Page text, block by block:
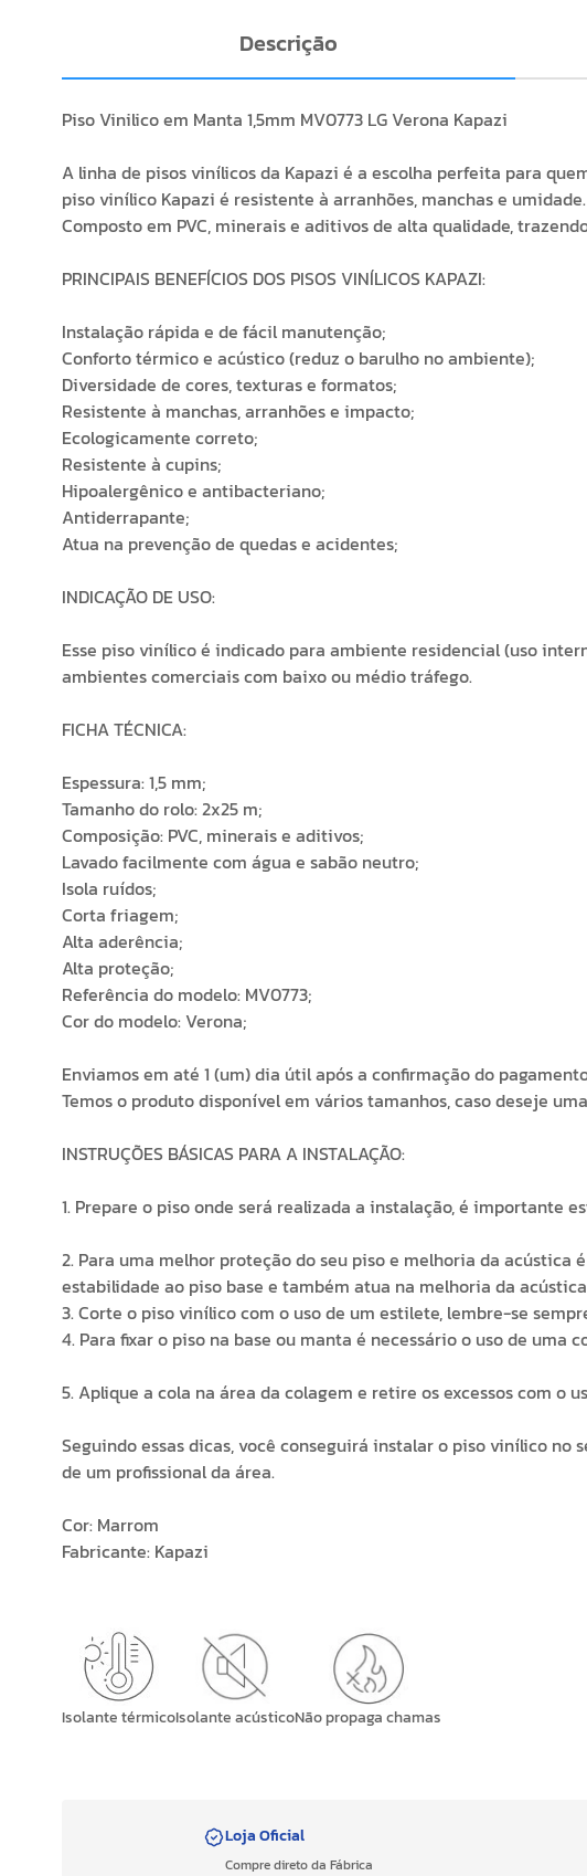
Descrição
Piso Vinilico em Manta 1,5mm MV0773 LG Verona Kapazi
A linha de pisos vinílicos da Kapazi é a escolha perfeita para
piso vinílico Kapazi é resistente à arranhões, manchas e umidade.
Composto em PVC, minerais e aditivos de alta qualidade,
PRINCIPAIS BENEFÍCIOS DOS PISOS VINÍLICOS KAPAZI:
Instalação rápida e de fácil manutenção;
Conforto térmico e acústico (reduz o barulho no ambiente);
Diversidade de cores, texturas e formatos;
Resistente à manchas, arranhões e impacto;
Ecologicamente correto;
Resistente à cupins;
Hipoalergênico e antibacteriano;
Antiderrapante;
Atua na prevenção de quedas e acidentes;
INDICAÇÃO DE USO:
Esse piso vinílico é indicado para ambiente residencial (uso
ambientes comerciais com baixo ou médio tráfego.
FICHA TÉCNICA:
Espessura: 1,5 mm;
Tamanho do rolo: 2x25 m;
Composição: PVC, minerais e aditivos;
Lavado facilmente com água e sabão neutro;
Isola ruídos;
Corta friagem;
Alta aderência;
Alta proteção;
Referência do modelo: MV0773;
Cor do modelo: Verona;
Enviamos em até 1 (um) dia útil após a confirmação do
Temos o produto disponível em vários tamanhos, caso deseje
INSTRUÇÕES BÁSICAS PARA A INSTALAÇÃO:
1. Prepare o piso onde será realizada a instalação, é importante
2. Para uma melhor proteção do seu piso e melhoria da
estabilidade ao piso base e também atua na melhoria da
3. Corte o piso vinílico com o uso de um estilete, lembre-se
4. Para fixar o piso na base ou manta é necessário o uso de uma
5. Aplique a cola na área da colagem e retire os excessos com o
Seguindo essas dicas, você conseguirá instalar o piso vinílico
de um profissional da área.
Cor: Marrom
Fabricante: Kapazi
Isolante térmicoIsolante acústicoNão propaga chamas
Loja Oficial
Compre direto da Fábrica